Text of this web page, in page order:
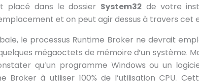
placé dans le dossier System32 de votre
et on peut agir dessus à travers cet
le processus Runtime Broker ne devrait
mégaoctets de mémoire d’un système.
qu’un programme Windows ou un
Broker à utiliser 100% de l’utilisation CPU.